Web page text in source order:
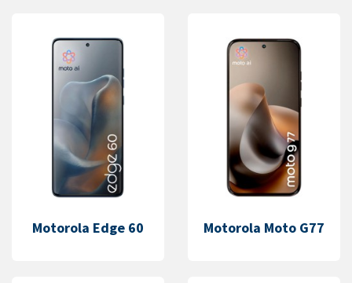
Motorola Edge 60 Motorola Moto G77